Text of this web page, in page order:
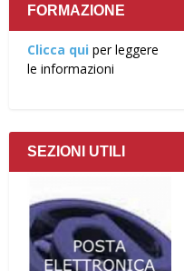
FORMAZIONE
Clicca qui per leggere
le informazioni
SEZIONI UTILI